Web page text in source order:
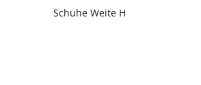
Schuhe Weite H